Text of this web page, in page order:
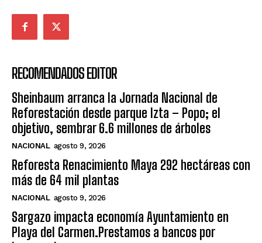
RECOMENDADOS EDITOR
Sheinbaum arranca la Jornada Nacional de
Reforestación desde parque Izta – Popo; el
objetivo, sembrar 6.6 millones de árboles
NACIONAL agosto 9, 2026
Reforesta Renacimiento Maya 292 hectáreas con
más de 64 mil plantas
NACIONAL agosto 9, 2026
Sargazo impacta economía Ayuntamiento en
Playa del Carmen.Prestamos a bancos por